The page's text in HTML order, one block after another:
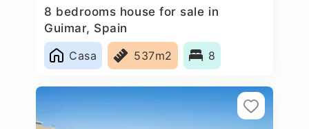
8 bedrooms house for sale in
Guimar, Spain
Casa
537m2 8